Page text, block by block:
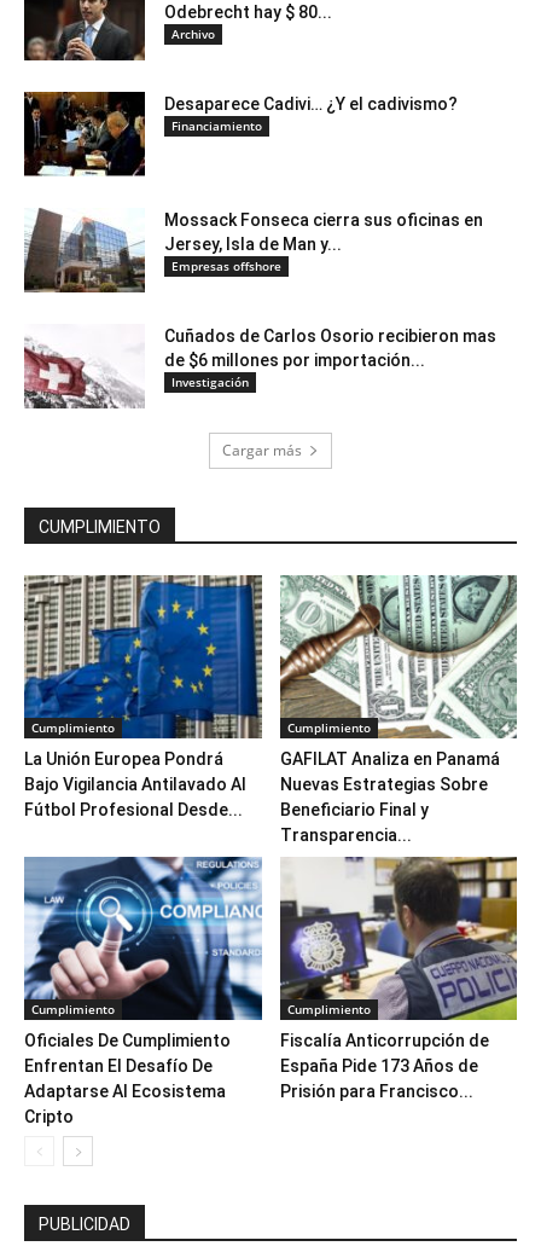
Odebrecht hay $ 80...
Archivo
Desaparece Cadivi… ¿Y el cadivismo?
Financiamiento
Mossack Fonseca cierra sus oficinas en
Jersey, Isla de Man y...
Empresas offshore
Cuñados de Carlos Osorio recibieron mas
de $6 millones por importación...
Investigación
Cargar más
CUMPLIMIENTO
Cumplimiento
La Unión Europea Pondrá
Bajo Vigilancia Antilavado Al
Fútbol Profesional Desde...
Cumplimiento
GAFILAT Analiza en Panamá
Nuevas Estrategias Sobre
Beneficiario Final y
Transparencia...
Cumplimiento
Oficiales De Cumplimiento
Enfrentan El Desafío De
Adaptarse Al Ecosistema
Cripto
Cumplimiento
Fiscalía Anticorrupción de
España Pide 173 Años de
Prisión para Francisco...
PUBLICIDAD